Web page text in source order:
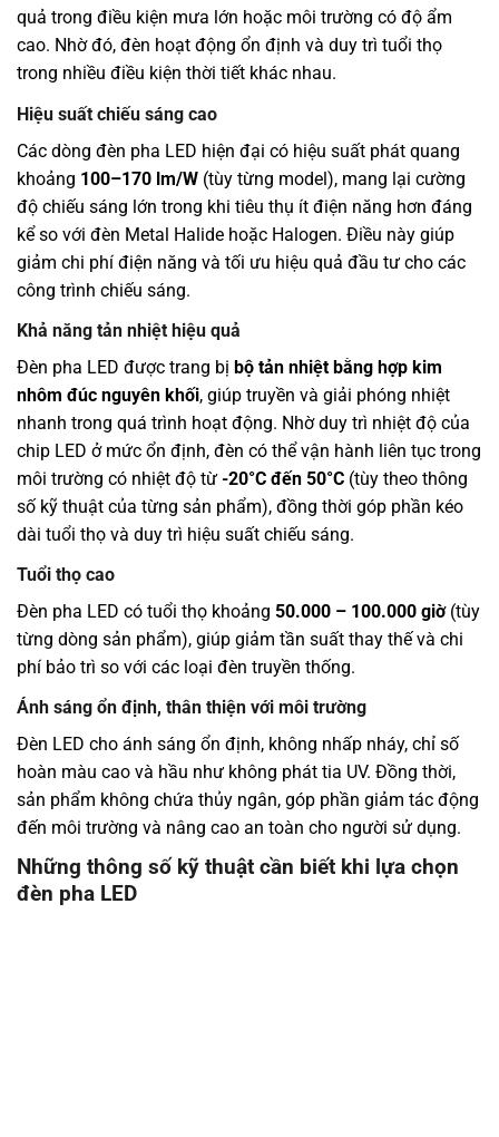
quả trong điều kiện mưa lớn hoặc môi trường có độ ẩm
cao. Nhờ đó, đèn hoạt động ổn định và duy trì tuổi thọ
trong nhiều điều kiện thời tiết khác nhau.
Hiệu suất chiếu sáng cao
Các dòng đèn pha LED hiện đại có hiệu suất phát quang
khoảng 100–170 lm/W (tùy từng model), mang lại cường
độ chiếu sáng lớn trong khi tiêu thụ ít điện năng hơn đáng
kể so với đèn Metal Halide hoặc Halogen. Điều này giúp
giảm chi phí điện năng và tối ưu hiệu quả đầu tư cho các
công trình chiếu sáng.
Khả năng tản nhiệt hiệu quả
Đèn pha LED được trang bị bộ tản nhiệt bằng hợp kim
nhôm đúc nguyên khối, giúp truyền và giải phóng nhiệt
nhanh trong quá trình hoạt động. Nhờ duy trì nhiệt độ của
chip LED ở mức ổn định, đèn có thể vận hành liên tục trong
môi trường có nhiệt độ từ -20°C đến 50°C (tùy theo thông
số kỹ thuật của từng sản phẩm), đồng thời góp phần kéo
dài tuổi thọ và duy trì hiệu suất chiếu sáng.
Tuổi thọ cao
Đèn pha LED có tuổi thọ khoảng 50.000 – 100.000 giờ(tùy
từng dòng sản phẩm), giúp giảm tần suất thay thế và chi
phí bảo trì so với các loại đèn truyền thống.
Ánh sáng ổn định, thân thiện với môi trường
Đèn LED cho ánh sáng ổn định, không nhấp nháy, chỉ số
hoàn màu cao và hầu như không phát tia UV. Đồng thời,
sản phẩm không chứa thủy ngân, góp phần giảm tác động
đến môi trường và nâng cao an toàn cho người sử dụng.
Những thông số kỹ thuật cần biết khi lựa chọn
đèn pha LED